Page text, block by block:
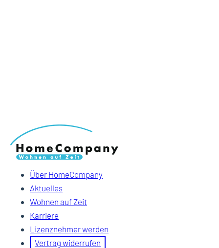
Über HomeCompany
Aktuelles
Wohnen auf Zeit
Karriere
Lizenznehmer werden
Vertrag widerrufen